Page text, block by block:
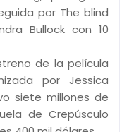
por The blind
Bullock con 10
de la película
por Jessica
siete millones de
de Crepúsculo